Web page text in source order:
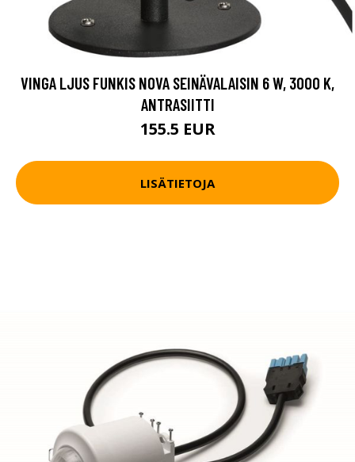
VINGA LJUS FUNKIS NOVA SEINÄVALAISIN 6 W, 3000 K,
ANTRASIITTI
155.5 EUR
LISÄTIETOJA